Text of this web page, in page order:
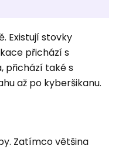
Existují stovky
přichází s
přichází také s
až po kyberšikanu.
Zatímco většina